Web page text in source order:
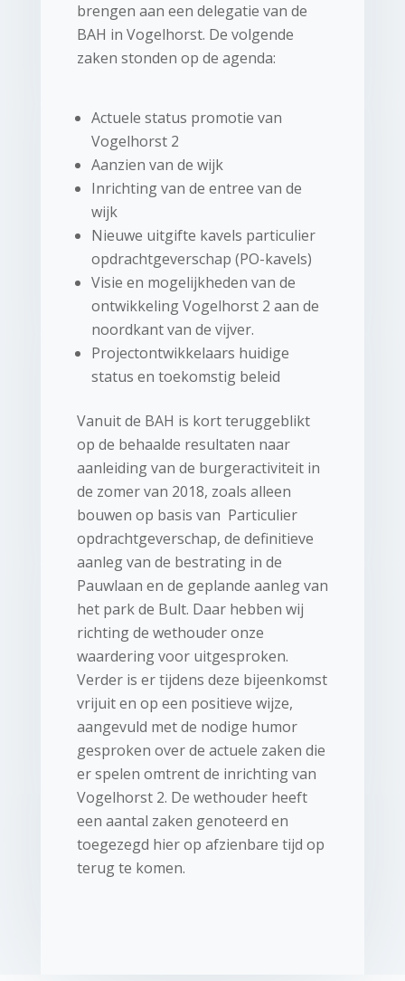
brengen aan een delegatie van de
BAH in Vogelhorst. De volgende
zaken stonden op de agenda:
Actuele status promotie van
Vogelhorst 2
Aanzien van de wijk
Inrichting van de entree van de
wijk
Nieuwe uitgifte kavels particulier
opdrachtgeverschap (PO-kavels)
Visie en mogelijkheden van de
ontwikkeling Vogelhorst 2 aan de
noordkant van de vijver.
Projectontwikkelaars huidige
status en toekomstig beleid
Vanuit de BAH is kort teruggeblikt
op de behaalde resultaten naar
aanleiding van de burgeractiviteit in
de zomer van 2018, zoals alleen
bouwen op basis van Particulier
opdrachtgeverschap, de definitieve
aanleg van de bestrating in de
Pauwlaan en de geplande aanleg van
het park de Bult. Daar hebben wij
richting de wethouder onze
waardering voor uitgesproken.
Verder is er tijdens deze bijeenkomst
vrijuit en op een positieve wijze,
aangevuld met de nodige humor
gesproken over de actuele zaken die
er spelen omtrent de inrichting van
Vogelhorst 2. De wethouder heeft
een aantal zaken genoteerd en
toegezegd hier op afzienbare tijd op
terug te komen.